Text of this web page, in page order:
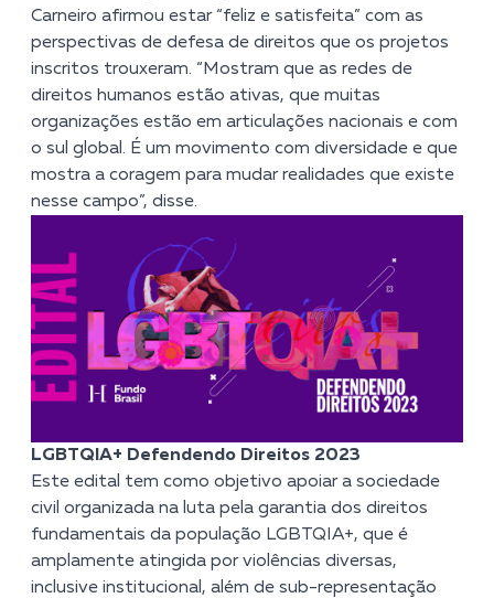
Carneiro afirmou estar “feliz e satisfeita” com as
perspectivas de defesa de direitos que os projetos
inscritos trouxeram. “Mostram que as redes de
direitos humanos estão ativas, que muitas
organizações estão em articulações nacionais e com
o sul global. É um movimento com diversidade e que
mostra a coragem para mudar realidades que existe
nesse campo”, disse.
LGBTQIA+ Defendendo Direitos 2023
Este edital tem como objetivo apoiar a sociedade
civil organizada na luta pela garantia dos direitos
fundamentais da população LGBTQIA+, que é
amplamente atingida por violências diversas,
inclusive institucional, além de sub-representação